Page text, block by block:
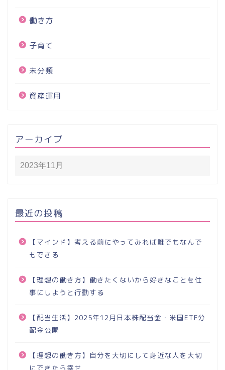
働き方
子育て
未分類
資産運用
アーカイブ
最近の投稿
【マインド】考える前にやってみれば誰でもなんで
もできる
【理想の働き方】働きたくないから好きなことを仕
事にしようと行動する
【配当生活】2025年12月日本株配当金・米国ETF分
配金公開
【理想の働き方】自分を大切にして身近な人を大切
にできたら幸せ